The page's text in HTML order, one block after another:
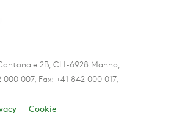
2B, CH-6928 Manno,
000 007, Fax: +41 842 000 017,
Cookie